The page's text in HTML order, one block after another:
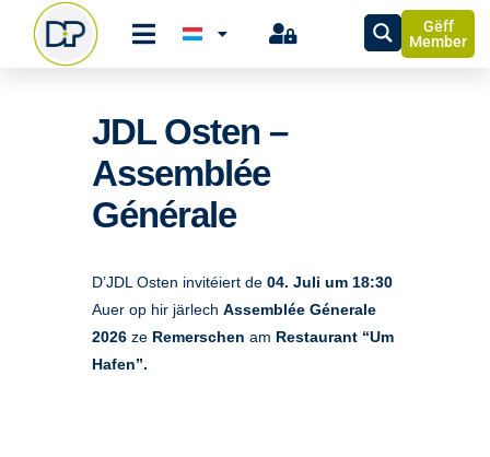
Gëff
Member
JDL Osten –
Assemblée
Générale
D’JDL Osten invitéiert de 04. Juli um 18:30
Auer op hir järlech Assemblée Génerale
2026 ze Remerschen am Restaurant “Um
Hafen”.